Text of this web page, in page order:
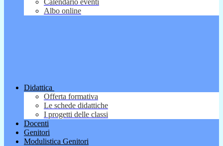
Calendario eventi
Albo online
Didattica
Offerta formativa
Le schede didattiche
I progetti delle classi
Docenti
Genitori
Modulistica Genitori